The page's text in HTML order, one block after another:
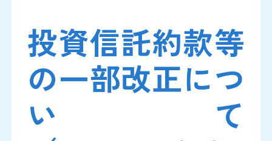
採用情報
JAやすらぎ会館「天照」
投資信託約款等
の一部改正につ
いて